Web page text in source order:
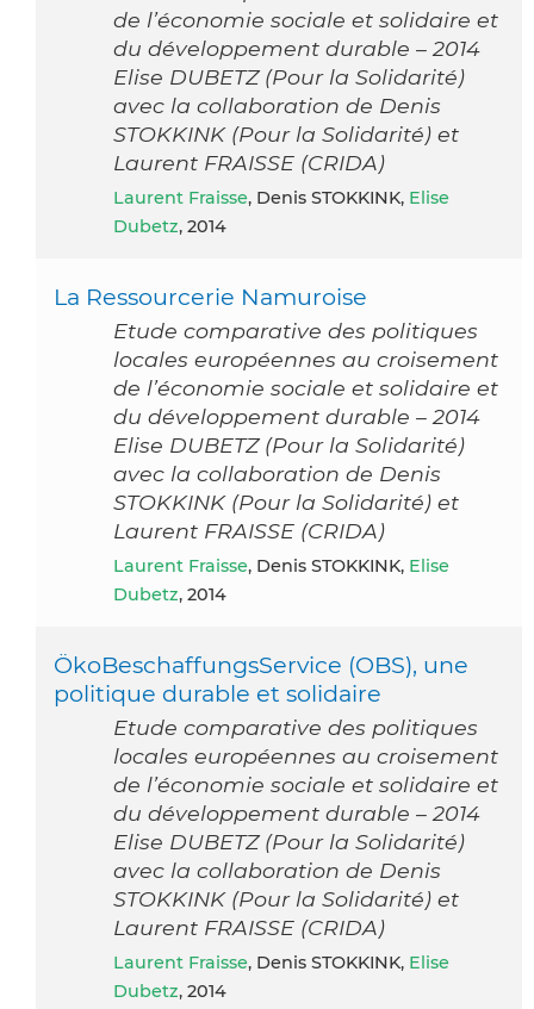
de l’économie sociale et solidaire et
du développement durable – 2014
Elise DUBETZ (Pour la Solidarité)
avec la collaboration de Denis
STOKKINK (Pour la Solidarité) et
Laurent FRAISSE (CRIDA)
Laurent Fraisse, Denis STOKKINK, Elise
Dubetz, 2014
La Ressourcerie Namuroise
Etude comparative des politiques
locales européennes au croisement
de l’économie sociale et solidaire et
du développement durable – 2014
Elise DUBETZ (Pour la Solidarité)
avec la collaboration de Denis
STOKKINK (Pour la Solidarité) et
Laurent FRAISSE (CRIDA)
Laurent Fraisse, Denis STOKKINK, Elise
Dubetz, 2014
ÖkoBeschaffungsService (OBS), une
politique durable et solidaire
Etude comparative des politiques
locales européennes au croisement
de l’économie sociale et solidaire et
du développement durable – 2014
Elise DUBETZ (Pour la Solidarité)
avec la collaboration de Denis
STOKKINK (Pour la Solidarité) et
Laurent FRAISSE (CRIDA)
Laurent Fraisse, Denis STOKKINK, Elise
Dubetz, 2014